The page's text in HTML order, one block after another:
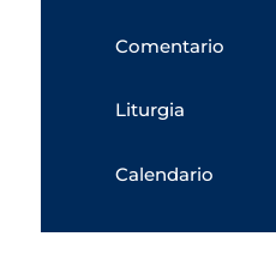
Comentario
Liturgia
Calendario